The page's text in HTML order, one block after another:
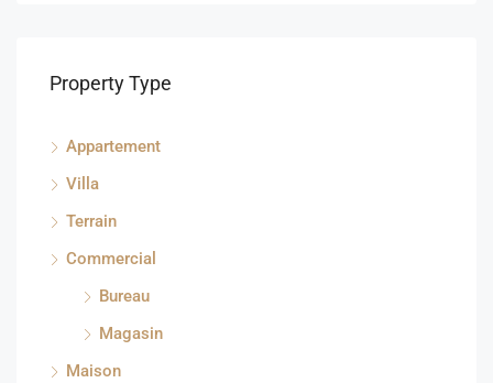
Property Type
Appartement
Villa
Terrain
Commercial
Bureau
Magasin
Maison